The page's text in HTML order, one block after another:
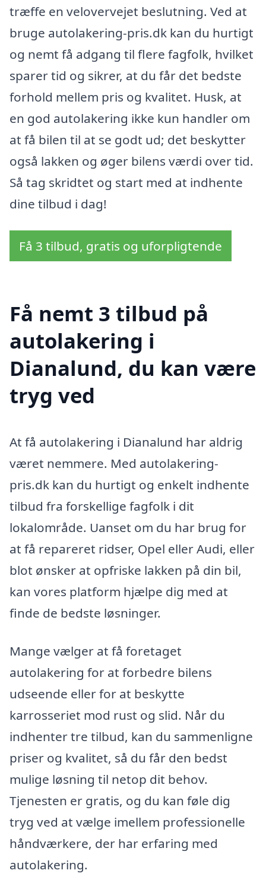
træffe en velovervejet beslutning. Ved at
bruge autolakering-pris.dk kan du hurtigt
og nemt få adgang til flere fagfolk, hvilket
sparer tid og sikrer, at du får det bedste
forhold mellem pris og kvalitet. Husk, at
en god autolakering ikke kun handler om
at få bilen til at se godt ud; det beskytter
også lakken og øger bilens værdi over tid.
Så tag skridtet og start med at indhente
dine tilbud i dag!
Få 3 tilbud, gratis og uforpligtende
Få nemt 3 tilbud på
autolakering i
Dianalund, du kan være
tryg ved
At få autolakering i Dianalund har aldrig
været nemmere. Med autolakering-
pris.dk kan du hurtigt og enkelt indhente
tilbud fra forskellige fagfolk i dit
lokalområde. Uanset om du har brug for
at få repareret ridser, Opel eller Audi, eller
blot ønsker at opfriske lakken på din bil,
kan vores platform hjælpe dig med at
finde de bedste løsninger.
Mange vælger at få foretaget
autolakering for at forbedre bilens
udseende eller for at beskytte
karrosseriet mod rust og slid. Når du
indhenter tre tilbud, kan du sammenligne
priser og kvalitet, så du får den bedst
mulige løsning til netop dit behov.
Tjenesten er gratis, og du kan føle dig
tryg ved at vælge imellem professionelle
håndværkere, der har erfaring med
autolakering.